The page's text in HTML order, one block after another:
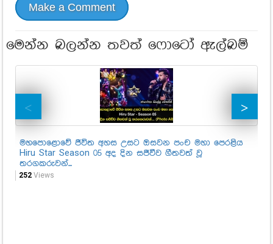
Make a Comment
මෙන්න බලන්න තවත් ෆොටෝ ඇල්බම්
මහපොළොවේ ජීවිත අහස උසට ඔසවන පංච මහා පෙරළිය
Hiru Star Season 05 අද දින සජීවීව ගීතවත් වූ
තරගකරුවන්...
252 Views